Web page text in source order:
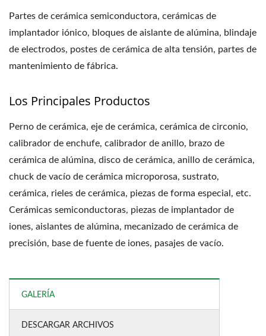
Partes de cerámica semiconductora, cerámicas de
implantador iónico, bloques de aislante de alúmina, blindaje
de electrodos, postes de cerámica de alta tensión, partes de
mantenimiento de fábrica.
Los Principales Productos
Perno de cerámica, eje de cerámica, cerámica de circonio,
calibrador de enchufe, calibrador de anillo, brazo de
cerámica de alúmina, disco de cerámica, anillo de cerámica,
chuck de vacío de cerámica microporosa, sustrato,
cerámica, rieles de cerámica, piezas de forma especial, etc.
Cerámicas semiconductoras, piezas de implantador de
iones, aislantes de alúmina, mecanizado de cerámica de
precisión, base de fuente de iones, pasajes de vacío.
GALERÍA
DESCARGAR ARCHIVOS